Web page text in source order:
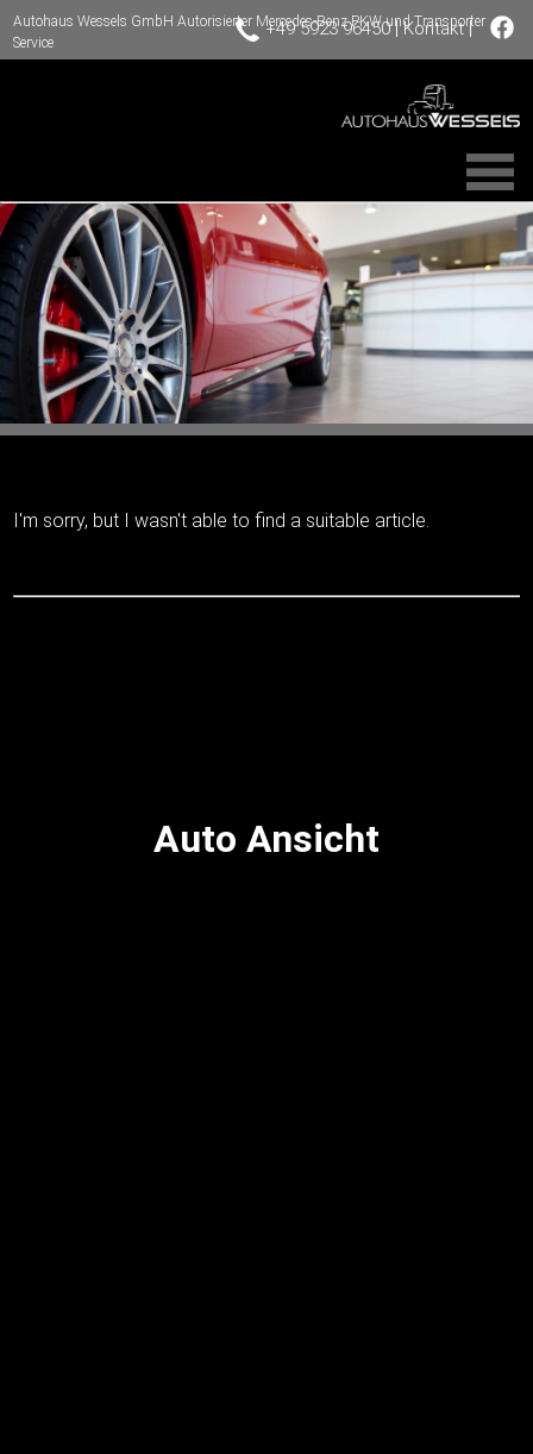
Autohaus Wessels GmbH Autorisierter Mercedes-Benz PKW und Transporter
Service
+49 5923 96450|Kontakt|
I'm sorry, but I wasn't able to find a suitable article.
Auto Ansicht